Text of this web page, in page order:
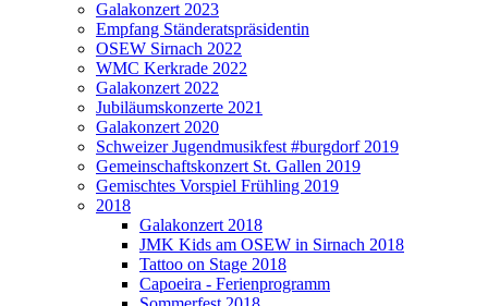
Galakonzert 2023
Empfang Ständeratspräsidentin
OSEW Sirnach 2022
WMC Kerkrade 2022
Galakonzert 2022
Jubiläumskonzerte 2021
Galakonzert 2020
Schweizer Jugendmusikfest #burgdorf 2019
Gemeinschaftskonzert St. Gallen 2019
Gemischtes Vorspiel Frühling 2019
2018
Galakonzert 2018
JMK Kids am OSEW in Sirnach 2018
Tattoo on Stage 2018
Capoeira - Ferienprogramm